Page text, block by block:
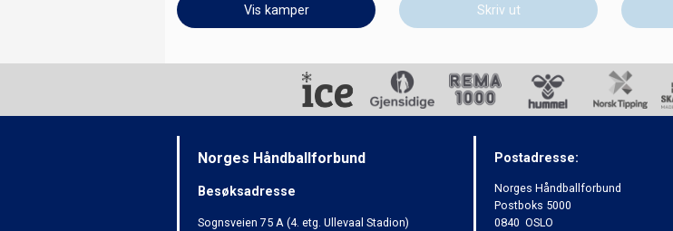
Vis kamper Skriv ut
Norges Håndballforbund
Besøksadresse
Sognsveien 75 A (4. etg. Ullevaal Stadion)
Postadresse:
Norges Håndballforbund
Postboks 5000
0840 OSLO